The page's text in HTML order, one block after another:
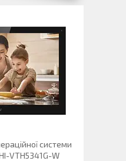
системи
VTH5341G-W